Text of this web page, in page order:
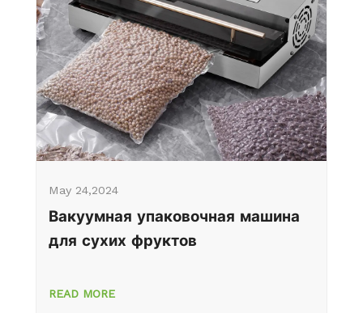
May 24,2024
Вакуумная упаковочная машина
для сухих фруктов
READ MORE